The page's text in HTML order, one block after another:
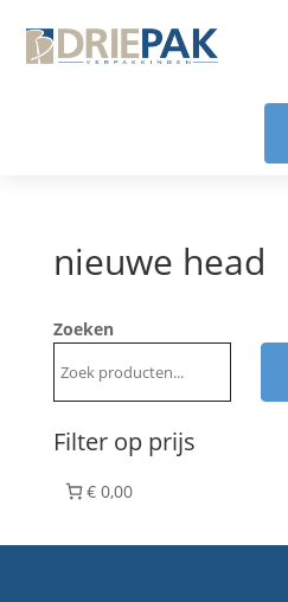
nieuwe head
Zoeken
Filter op prijs
€ 0,00